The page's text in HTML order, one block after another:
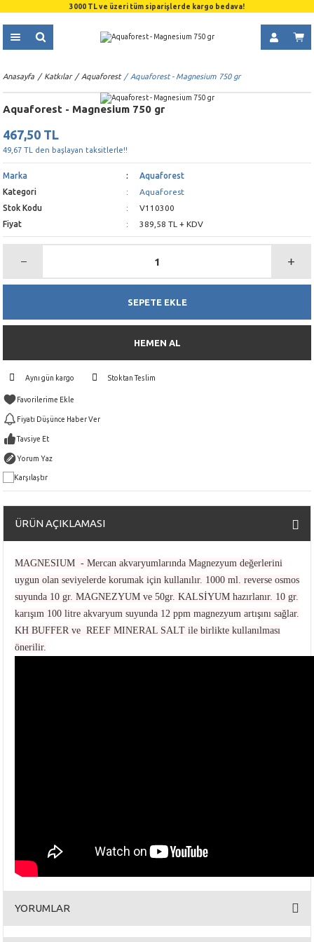
3000 TL ve üzeri tüm siparişlerde kargo bedava!
Anasayfa Katkılar Aquaforest Aquaforest - Magnesium 750 gr
Aquaforest - Magnesium 750 gr
467,50 TL
49,67 TL den başlayan taksitlerle!!
Marka
Aquaforest
Kategori
Aquaforest
Stok Kodu
V110300
Fiyat
389,58 TL + KDV
SEPETE EKLE
HEMEN AL
Aynı gün kargo Stoktan Teslim
Fiyatı Düşünce Haber Ver
Tavsiye Et
Yorum Yaz
Karşılaştır
ÜRÜN AÇIKLAMASI
MAGNESIUM - Mercan akvaryumlarında Magnezyum değerlerini
uygun olan seviyelerde korumak için kullanılır. 1000 ml. reverse osmos
suyunda 10 gr. MAGNEZYUM ve 50gr. KALSİYUM hazırlanır. 10 gr.
karışım 100 litre akvaryum suyunda 12 ppm magnezyum artışını sağlar.
KH BUFFER ve REEF MINERAL SALT ile birlikte kullanılması
önerilir.
YORUMLAR